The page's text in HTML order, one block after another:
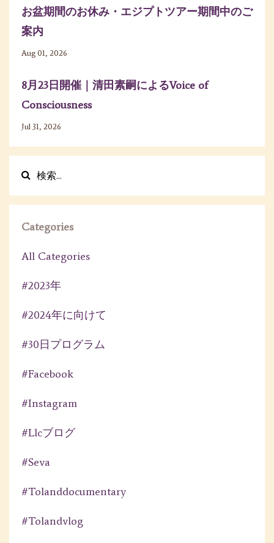
お盆期間のお休み・エジプトツアー期間中のご
案内
Aug 01, 2026
8月23日開催｜清田素嗣によるVoice of
Consciousness
Jul 31, 2026
Categories
All Categories
#2023年
#2024年に向けて
#30日プログラム
#facebook
#instagram
#llcブログ
#seva
#tolanddocumentary
#tolandvlog